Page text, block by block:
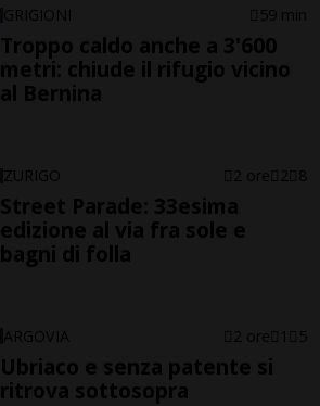
GRIGIONI 59 min
Troppo caldo anche a 3'600
metri: chiude il rifugio vicino
al Bernina
ZURIGO 2 ore 2 8
Street Parade: 33esima
edizione al via fra sole e
bagni di folla
ARGOVIA 2 ore 1 5
Ubriaco e senza patente si
ritrova sottosopra